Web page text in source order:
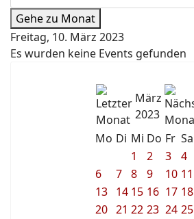
Gehe zu Monat
Freitag, 10. März 2023
Es wurden keine Events gefunden
März
2023
Mo Di Mi Do Fr Sa
1
2 3 4
6
7 8 9 10 11
13
14 15 16 17 18
20 21 22 23 24 25